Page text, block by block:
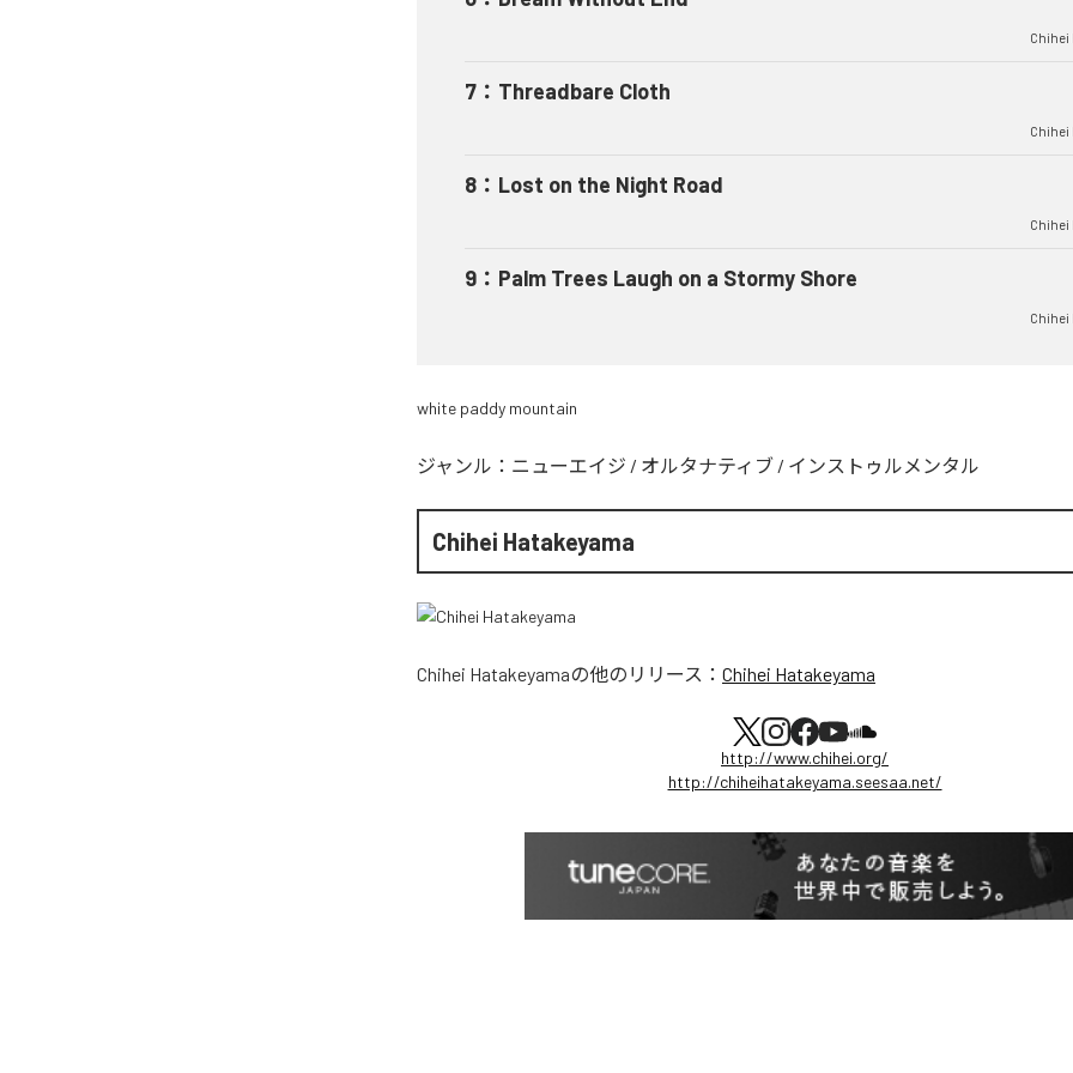
Chihei
7 ： Threadbare Cloth
Chihei
8 ： Lost on the Night Road
Chihei
9 ： Palm Trees Laugh on a Stormy Shore
Chihei
white paddy mountain
ジャンル： ニューエイジ / オルタナティブ / インストゥルメンタル
Chihei Hatakeyama
Chihei Hatakeyamaの他のリリース： Chihei Hatakeyama
http://www.chihei.org/
http://chiheihatakeyama.seesaa.net/